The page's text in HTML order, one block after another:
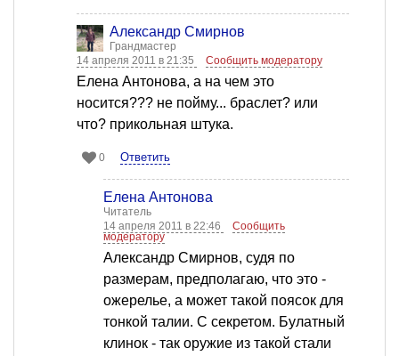
Александр Смирнов
Грандмастер
14 апреля 2011 в 21:35
Сообщить модератору
Елена Антонова, а на чем это
носится??? не пойму... браслет? или
что? прикольная штука.
0 Ответить
Елена Антонова
Читатель
14 апреля 2011 в 22:46
Сообщить
модератору
Александр Смирнов, судя по
размерам, предполагаю, что это -
ожерелье, а может такой поясок для
тонкой талии. С секретом. Булатный
клинок - так оружие из такой стали